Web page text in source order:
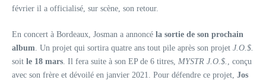
février il a officialisé, sur scène, son retour.
En concert à Bordeaux, Josman a annoncé la sortie de son prochain
album. Un projet qui sortira quatre ans tout pile après son projet J.O.$.
soit le 18 mars. Il fera suite à son EP de 6 titres, MYSTR J.O.$. , conçu
avec son frère et dévoilé en janvier 2021. Pour défendre ce projet, Jos